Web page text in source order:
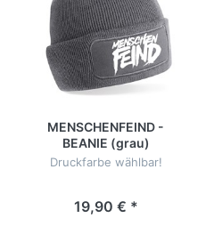
MENSCHENFEIND -
BEANIE (grau)
Druckfarbe wählbar!
19,90 € *